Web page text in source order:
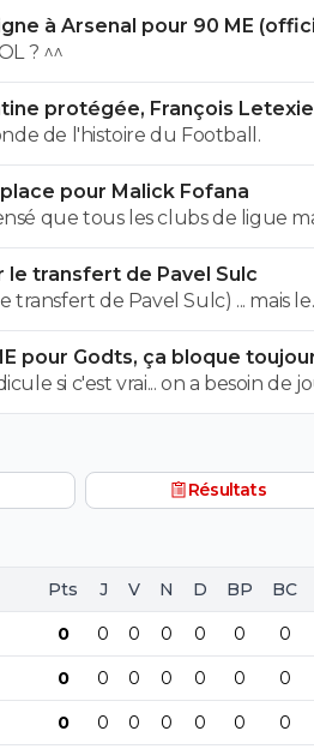
à Arsenal pour 90 ME
? ^^
protégée, François
de l'histoire du Football.
pour Malick Fofana
que tous les clubs de ligue
veulent juste profitez au
plus mal lotis qu'eux
le transfert de Pavel Sulc
transfert de Pavel Sulc) ... mais le
... la vente de ces
fait partie Pavel Sulc ... pour
À un moment donné il faudra
le long terme... et avec ,
ça finira par payer, mais là pour
pour Godts, ça bloque
si c'est vrai... on a besoin de
a 5 ou 7M€ pres, go !!
Résultats
Pts J V N D BP BC
0 0 0 0 0 0 0
0 0 0 0 0 0 0
0 0 0 0 0 0 0